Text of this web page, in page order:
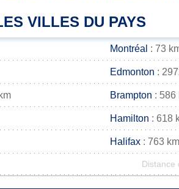
VILLES DU PAYS
Montréal : 73
Edmonton :
Brampton : 586
Hamilton : 618
Halifax : 763 km
Distance